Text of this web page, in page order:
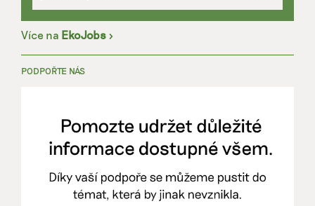
Více na EkoJobs >
PODPOŘTE NÁS